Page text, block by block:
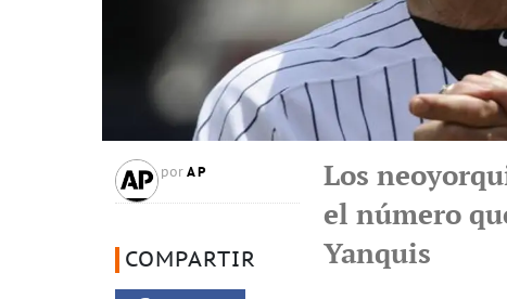
por AP
COMPARTIR
Los
el número
Yanquis